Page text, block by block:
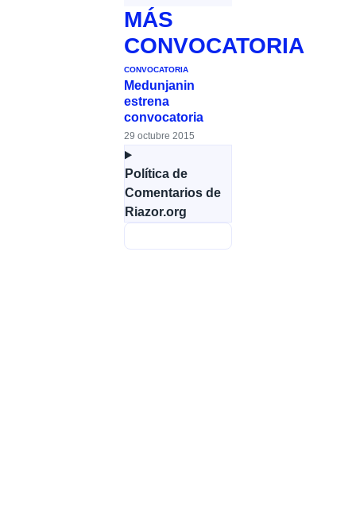
MÁS
CONVOCATORIA
CONVOCATORIA
Medunjanin
estrena
convocatoria
29 octubre 2015
Política de
Comentarios de
Riazor.org